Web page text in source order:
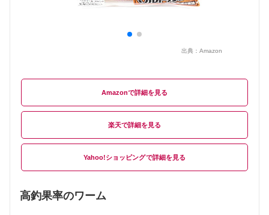
出典： Amazon
Amazon
楽天
Yahoo!ショッピング
高釣果率のワーム